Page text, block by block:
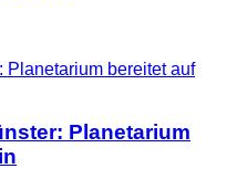
Planetarium